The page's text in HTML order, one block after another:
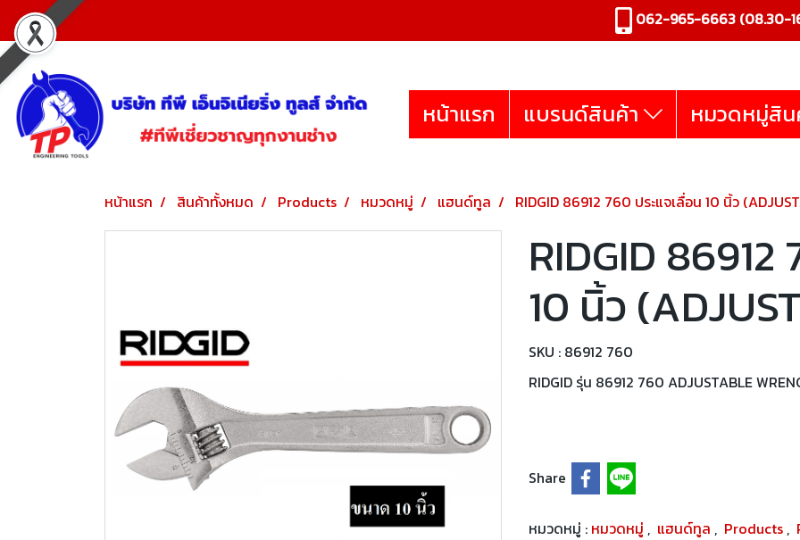
062-965-6663 (08.30-
หน้าแรก แบรนด์สินค้า หมวดหมู่สิน
หน้าแรก สินค้าทั้งหมด Products หมวดหมู่ แฮนด์ทูล RIDGID 86912 760 ประแจเลื่อน 10 นิ้ว
RIDGID
10 นิ้ว
SKU : 86912 760
RIDGID รุ่น 86912 760 ADJUSTABLE
Share
หมวดหมู่ : หมวดหมู่ , แฮนด์ทูล , Products ,